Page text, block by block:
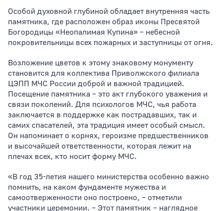
Особой духовной глубиной обладает внутренняя часть
памятника, где расположен образ иконы Пресвятой
Богородицы «Неопалимая Купина» – небесной
покровительницы всех пожарных и заступницы от огня.
Возложение цветов к этому знаковому монументу
становится для коллектива Приволжского филиала
ЦЭПП МЧС России доброй и важной традицией.
Посещение памятника – это акт глубокого уважения и
связи поколений. Для психологов МЧС, чья работа
заключается в поддержке как пострадавших, так и
самих спасателей, эта традиция имеет особый смысл.
Он напоминает о корнях, героизме предшественников
и высочайшей ответственности, которая лежит на
плечах всех, кто носит форму МЧС.
«В год 35-летия нашего министерства особенно важно
помнить, на каком фундаменте мужества и
самоотверженности оно построено, – отметили
участники церемонии. – Этот памятник – наглядное